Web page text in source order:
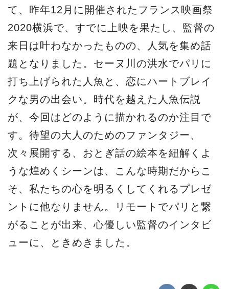
て、昨年12月に開催されたフランス映画祭
2020横浜で、すでに上映を果たし、監督の
来日は叶わなかったものの、人気を集め話
題となりました。セーヌ川の洪水でパリに
打ち上げられた人魚と、恋にハートブレイ
クな男の出会い。時代を越えた人魚伝説
が、今回はどのように描かれるのか注目で
す。待望の大人のためのファンタジー、
次々展開する、おとぎ話の絵本を紐解くよ
うな煌めくシーンは、こんな時期だからこ
そ、私たちの心を明るくしてくれるプレゼ
ントに他なりません。リモートでパリと繋
がることが出来、心優しい監督のインタビ
ューに、ときめきました。